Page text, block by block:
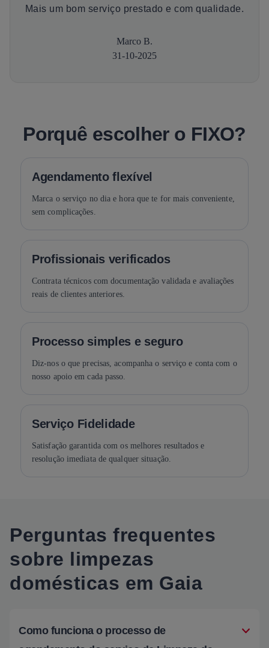
Mais um bom serviço prestado e com qualidade.
Marco B.
31-10-2025
Porquê escolher o FIXO?
Agendamento flexível
Marca o serviço no dia e hora que te for mais conveniente,
sem complicações.
Profissionais verificados
Contrata técnicos com documentação validada e avaliações
reais de clientes anteriores.
Processo simples e seguro
Diz-nos o que precisas, acompanha o serviço e conta com o
nosso apoio em cada passo.
Serviço Fidelidade
Satisfação garantida com os melhores resultados e
resolução imediata de qualquer situação.
Perguntas frequentes
sobre limpezas
domésticas em Gaia
Como funciona o processo de